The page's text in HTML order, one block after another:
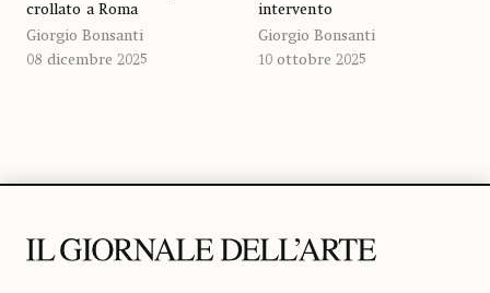
crollato a Roma
Giorgio Bonsanti
08 dicembre 2025
intervento
Giorgio Bonsanti
10 ottobre 2025